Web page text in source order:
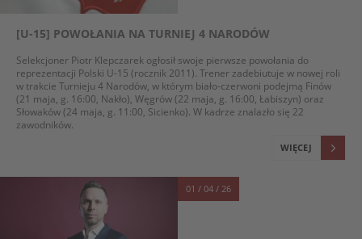
[U-15] POWOŁANIA NA TURNIEJ 4 NARODÓW
Selekcjoner Piotr Klepczarek ogłosił swoje pierwsze powołania do
reprezentacji Polski U-15 (rocznik 2011). Trener zadebiutuje w nowej roli
w trakcie Turnieju 4 Narodów, w którym biało-czerwoni podejmą Finów
(21 maja, g. 16:00, Nakło), Węgrów (22 maja, g. 16:00, Łabiszyn) oraz
Słowaków (24 maja, g. 11:00, Sicienko). W kadrze znalazło się 22
zawodników.
WIĘCEJ
01 / 04 / 26